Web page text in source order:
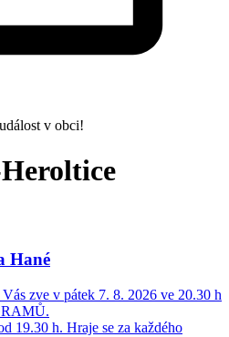
v obci!
Hané
zve v pátek 7. 8. 2026 ve 20.30 h
19.30 h. Hraje se za každého